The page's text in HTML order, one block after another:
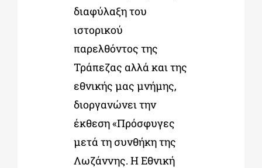
διαφύλαξη του
ιστορικού
παρελθόντος της
Τράπεζας αλλά και της
εθνικής μας μνήμης,
διοργανώνει την
έκθεση «Πρόσφυγες
μετά τη συνθήκη της
Λωζάννης. Η Εθνική